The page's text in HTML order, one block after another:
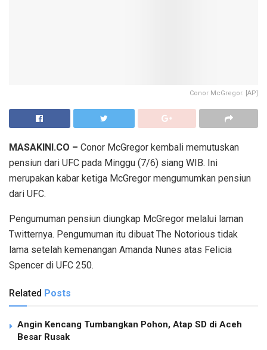
Conor McGregor. [AP]
MASAKINI.CO – Conor McGregor kembali memutuskan
pensiun dari UFC pada Minggu (7/6) siang WIB. Ini
merupakan kabar ketiga McGregor mengumumkan pensiun
dari UFC.
Pengumuman pensiun diungkap McGregor melalui laman
Twitternya. Pengumuman itu dibuat The Notorious tidak
lama setelah kemenangan Amanda Nunes atas Felicia
Spencer di UFC 250.
Related Posts
Angin Kencang Tumbangkan Pohon, Atap SD di Aceh
Besar Rusak